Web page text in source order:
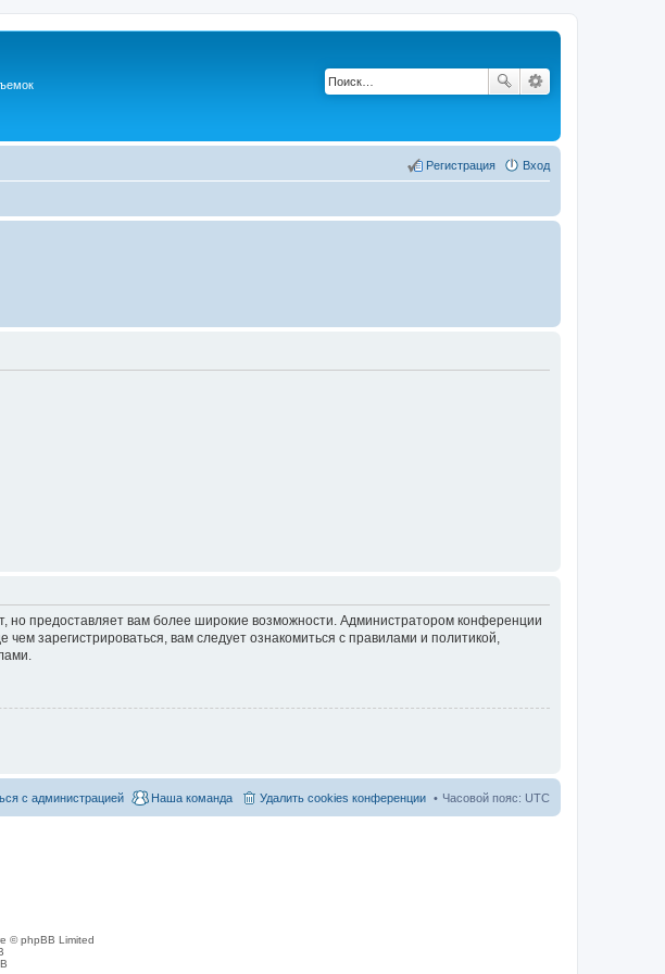
Вход
Регистрация
но предоставляет вам более широкие возможности. Администратором конференции
зарегистрироваться, вам следует ознакомиться с правилами и политикой,
Часовой пояс: UTC
Удалить cookies конференции
Наша команда
с администрацией
© phpBB Limited